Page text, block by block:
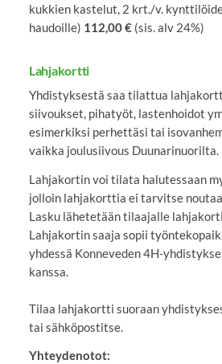
kukkien kastelut, 2 krt./v.
haudoille) 112,00 €(sis. alv 24%)
Lahjakortti
Yhdistyksestä saa tilattua
siivoukset, pihatyöt, lastenhoidot
esimerkiksi perhettäsi tai
vaikka joulusiivous Duunarinuorilta.
Lahjakortin voi tilata halutessaan
jolloin lahjakorttia ei tarvitse noutaa
Lasku lähetetään tilaajalle
Lahjakortin saaja sopii
yhdessä Konneveden 4H-
kanssa.
Tilaa lahjakortti suoraan
tai sähköpostitse.
Yhteydenotot: